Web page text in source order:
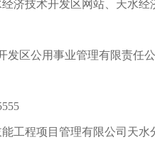
济技术开发区网站、天水经
发区公用事业管理有限责任
工程项目管理有限公司天水